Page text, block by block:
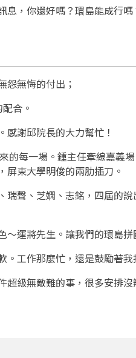
，你還好嗎？環島能成行
怨無悔的付出；
合。
謝邱院長的大力幫忙！
的每一場。鍾主任牽線嘉義
屏東大學明俊的兩肋插刀。
聲、芝嫻、志銘，四屆的
運將先生。讓我們的環島拼
工作那麼忙，還是鼓勵著
級無敵難的事，很多安排沒